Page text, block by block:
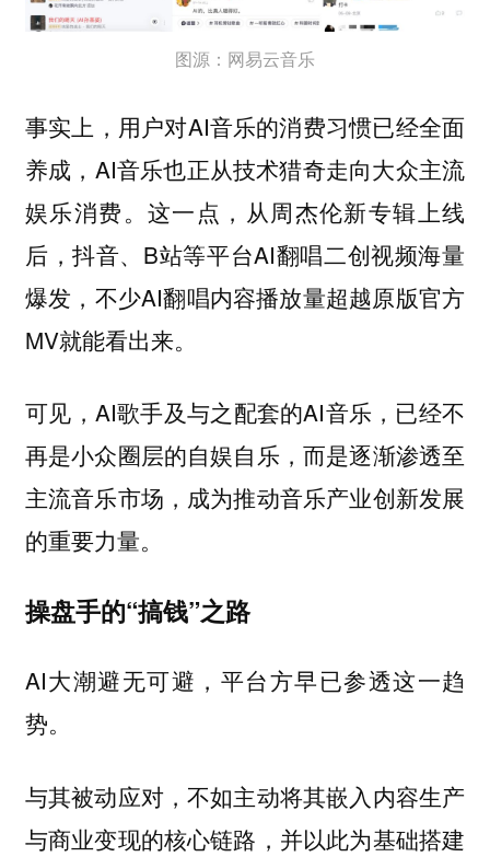
图源：网易云音乐
事实上，用户对AI音乐的消费习惯已经全面
养成，AI音乐也正从技术猎奇走向大众主流
娱乐消费。这一点，从周杰伦新专辑上线
后，抖音、B站等平台AI翻唱二创视频海量
爆发，不少AI翻唱内容播放量超越原版官方
MV就能看出来。
可见，AI歌手及与之配套的AI音乐，已经不
再是小众圈层的自娱自乐，而是逐渐渗透至
主流音乐市场，成为推动音乐产业创新发展
的重要力量。
操盘手的“搞钱”之路
AI大潮避无可避，平台方早已参透这一趋
势。
与其被动应对，不如主动将其嵌入内容生产
与商业变现的核心链路，并以此为基础搭建